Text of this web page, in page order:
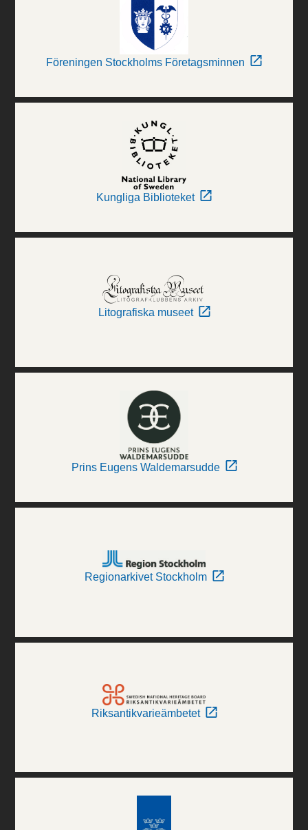
Föreningen Stockholms Företagsminnen
Kungliga Biblioteket
Litografiska museet
Prins Eugens Waldemarsudde
Regionarkivet Stockholm
Riksantikvarieämbetet